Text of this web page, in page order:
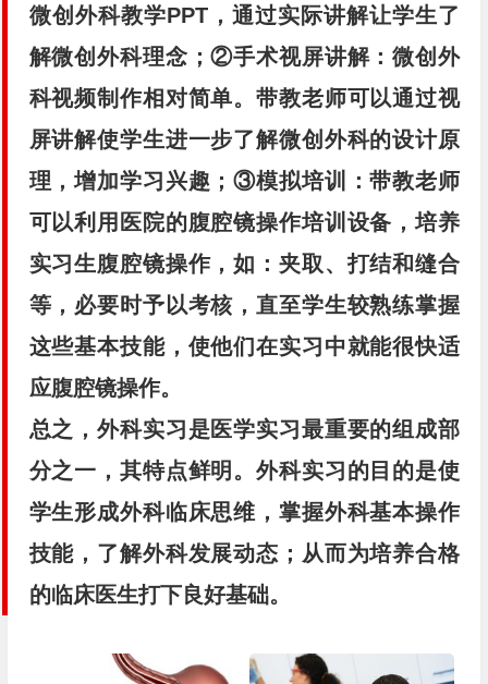
微创外科教学PPT，通过实际讲解让学生了
解微创外科理念；②手术视屏讲解：微创外
科视频制作相对简单。带教老师可以通过视
屏讲解使学生进一步了解微创外科的设计原
理，增加学习兴趣；③模拟培训：带教老师
可以利用医院的腹腔镜操作培训设备，培养
实习生腹腔镜操作，如：夹取、打结和缝合
等，必要时予以考核，直至学生较熟练掌握
这些基本技能，使他们在实习中就能很快适
应腹腔镜操作。
总之，外科实习是医学实习最重要的组成部
分之一，其特点鲜明。外科实习的目的是使
学生形成外科临床思维，掌握外科基本操作
技能，了解外科发展动态；从而为培养合格
的临床医生打下良好基础。